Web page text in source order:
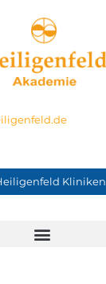
Kliniken